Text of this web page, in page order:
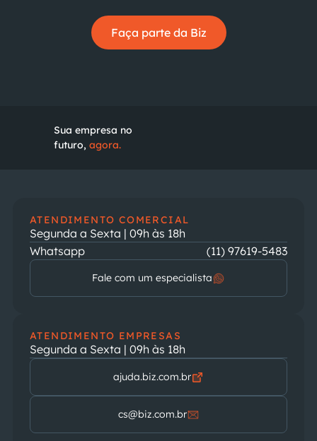
Faça parte da Biz
Sua empresa no
futuro, agora.
ATENDIMENTO COMERCIAL
Segunda a Sexta | 09h às 18h
Whatsapp
(11) 97619-5483
Fale com um especialista
ATENDIMENTO EMPRESAS
Segunda a Sexta | 09h às 18h
ajuda.biz.com.br
cs@biz.com.br